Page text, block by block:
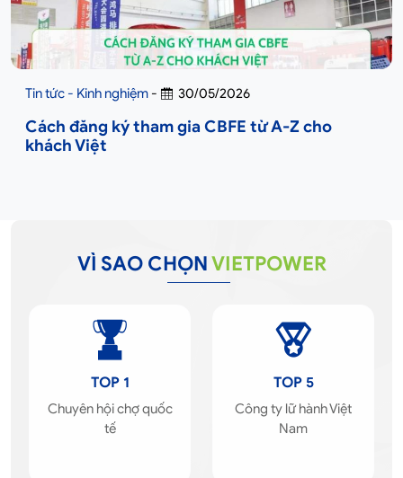
Tin tức - Kinh nghiệm - 30/05/2026
Cách đăng ký tham gia CBFE từ A-Z cho
khách Việt
VÌ SAO CHỌNVIETPOWER
TOP 1
Chuyên hội chợ quốc
tế
TOP 5
Công ty lữ hành Việt
Nam